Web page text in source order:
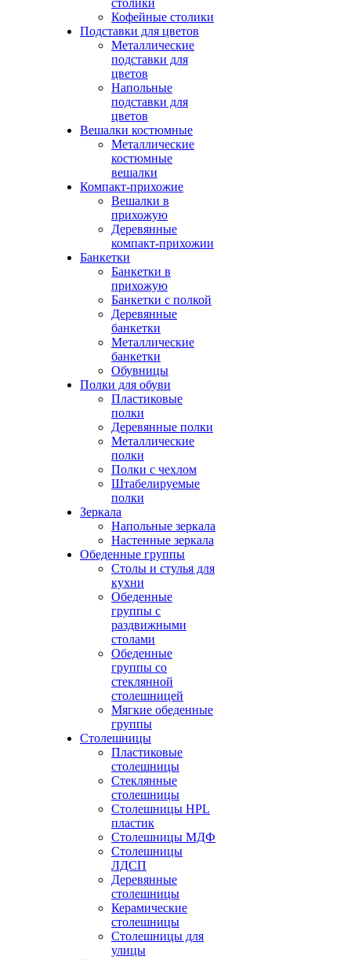
столики
Кофейные столики
Подставки для цветов
Металлические
подставки для
цветов
Напольные
подставки для
цветов
Вешалки костюмные
Металлические
костюмные
вешалки
Компакт-прихожие
Вешалки в
прихожую
Деревянные
компакт-прихожии
Банкетки
Банкетки в
прихожую
Банкетки с полкой
Деревянные
банкетки
Металлические
банкетки
Обувницы
Полки для обуви
Пластиковые
полки
Деревянные полки
Металлические
полки
Полки с чехлом
Штабелируемые
полки
Зеркала
Напольные зеркала
Настенные зеркала
Обеденные группы
Столы и стулья для
кухни
Обеденные
группы с
раздвижными
столами
Обеденные
группы со
стеклянной
столешницей
Мягкие обеденные
группы
Столешницы
Пластиковые
столешницы
Стеклянные
столешницы
Столешницы HPL
пластик
Столешницы МДФ
Столешницы
ЛДСП
Деревянные
столешницы
Керамические
столешницы
Столешницы для
улицы